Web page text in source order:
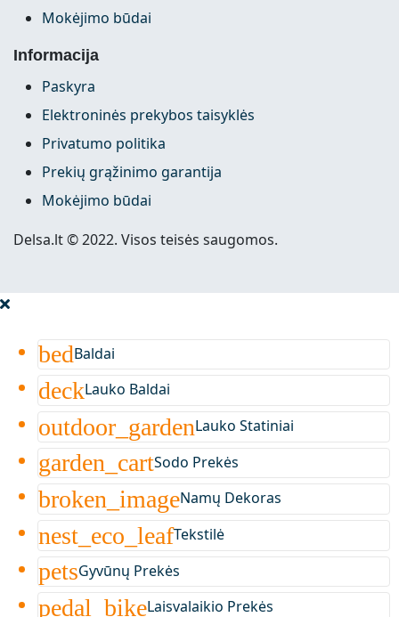
Mokėjimo būdai
Informacija
Paskyra
Elektroninės prekybos taisyklės
Privatumo politika
Prekių grąžinimo garantija
Mokėjimo būdai
Delsa.lt © 2022. Visos teisės saugomos.
bedBaldai
deckLauko Baldai
outdoor_gardenLauko Statiniai
garden_cartSodo Prekės
broken_imageNamų Dekoras
nest_eco_leafTekstilė
petsGyvūnų Prekės
pedal_bikeLaisvalaikio Prekės